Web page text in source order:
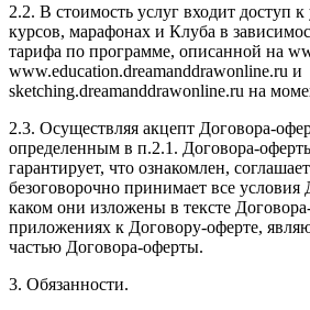
2.2. В стоимость услуг входит доступ
курсов, марафонах и Клуба в
тарифа по программе, описанной на
www.education.dreamanddrawonline.ru и
sketching.dreamanddrawonline.ru на
2.3. Осуществляя акцепт Договора-
определенным в п.2.1. Договора-
гарантирует, что ознакомлен,
безоговорочно принимает все условия
каком они изложены в тексте
приложениях к Договору-оферте,
частью Договора-оферты.
3. Обязанности.